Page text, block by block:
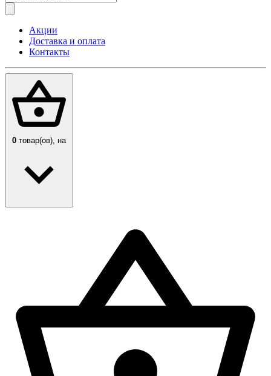
Акции
Доставка и оплата
Контакты
0 товар(ов), на